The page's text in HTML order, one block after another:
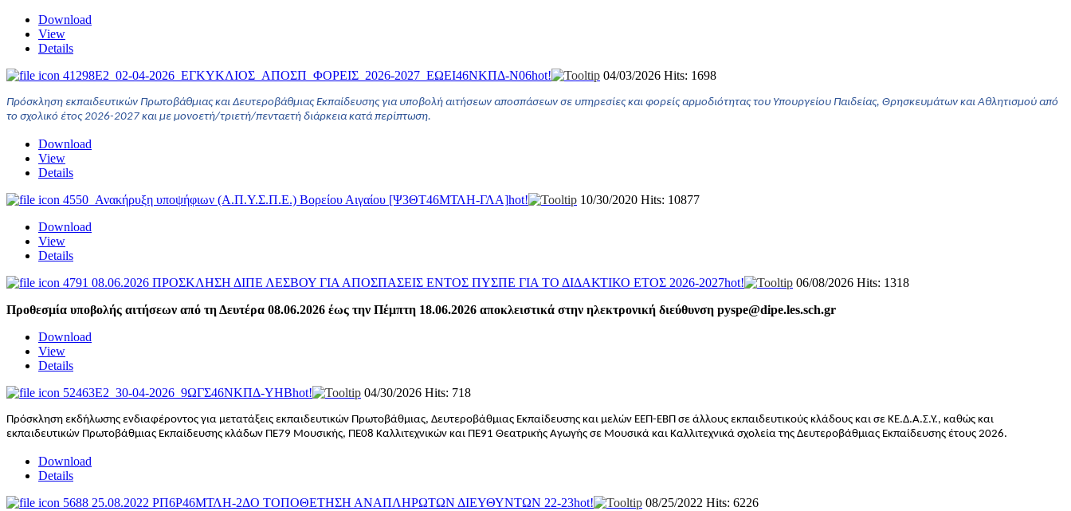
Download
View
Details
41298E2_02-04-2026_ΕΓΚΥΚΛΙΟΣ_ΑΠΟΣΠ_ΦΟΡΕΙΣ_2026-2027_ΕΩΕΙ46ΝΚΠΔ-Ν06hot! 04/03/2026 Hits: 1698
Πρόσκληση εκπαιδευτικών Πρωτοβάθμιας και Δευτεροβάθμιας Εκπαίδευσης για υποβολή αιτήσεων αποσπάσεων σε υπηρεσίες και φορείς αρμοδιότητας του Υπουργείου Παιδείας, Θρησκευμάτων και Αθλητισμού από
το σχολικό έτος 2026-2027 και με μονοετή/τριετή/πενταετή διάρκεια κατά περίπτωση.
Download
View
Details
4550_Ανακήρυξη υποψήφιων (Α.Π.Υ.Σ.Π.Ε.) Βορείου Αιγαίου [Ψ3ΘΤ46ΜΤΛΗ-ΓΛΑ]hot! 10/30/2020 Hits: 10877
Download
View
Details
4791 08.06.2026 ΠΡΟΣΚΛΗΣΗ ΔΙΠΕ ΛΕΣΒΟΥ ΓΙΑ ΑΠΟΣΠΑΣΕΙΣ ΕΝΤΟΣ ΠΥΣΠΕ ΓΙΑ ΤΟ ΔΙΔΑΚΤΙΚΟ ΕΤΟΣ 2026-2027hot! 06/08/2026 Hits: 1318
Προθεσμία υποβολής αιτήσεων από τη Δευτέρα 08.06.2026 έως την Πέμπτη 18.06.2026 αποκλειστικά στην ηλεκτρονική διεύθυνση pyspe@dipe.les.sch.gr
Download
View
Details
52463Ε2_30-04-2026_9ΩΓΣ46ΝΚΠΔ-ΥΗΒhot! 04/30/2026 Hits: 718
Πρόσκληση εκδήλωσης ενδιαφέροντος για μετατάξεις εκπαιδευτικών Πρωτοβάθμιας, Δευτεροβάθμιας Εκπαίδευσης και μελών ΕΕΠ-ΕΒΠ σε άλλους εκπαιδευτικούς κλάδους και σε ΚΕ.Δ.Α.Σ.Υ., καθώς και
εκπαιδευτικών Πρωτοβάθμιας Εκπαίδευσης κλάδων ΠΕ79 Μουσικής, ΠΕ08 Καλλιτεχνικών και ΠΕ91 Θεατρικής Αγωγής σε Μουσικά και Καλλιτεχνικά σχολεία της Δευτεροβάθμιας Εκπαίδευσης έτους 2026.
Download
Details
5688 25.08.2022 ΡΠ6Ρ46ΜΤΛΗ-2ΔΟ ΤΟΠΟΘΕΤΗΣΗ ΑΝΑΠΛΗΡΩΤΩΝ ΔΙΕΥΘΥΝΤΩΝ 22-23hot! 08/25/2022 Hits: 6226